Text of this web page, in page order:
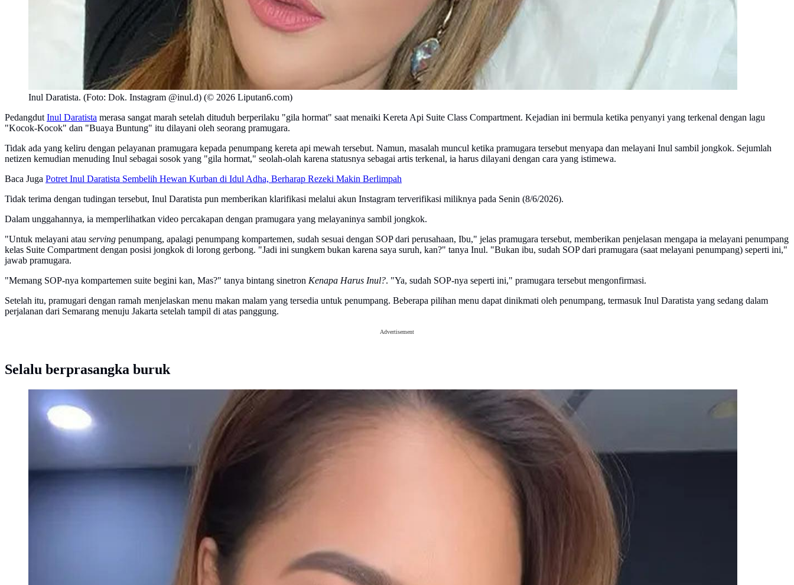
Inul Daratista. (Foto: Dok. Instagram @inul.d) (© 2026 Liputan6.com)
Pedangdut Inul Daratista merasa sangat marah setelah dituduh berperilaku "gila hormat" saat menaiki Kereta Api Suite Class Compartment. Kejadian ini bermula ketika penyanyi yang terkenal dengan lagu
"Kocok-Kocok" dan "Buaya Buntung" itu dilayani oleh seorang pramugara.
Tidak ada yang keliru dengan pelayanan pramugara kepada penumpang kereta api mewah tersebut. Namun, masalah muncul ketika pramugara tersebut menyapa dan melayani Inul sambil jongkok. Sejumlah
netizen kemudian menuding Inul sebagai sosok yang "gila hormat," seolah-olah karena statusnya sebagai artis terkenal, ia harus dilayani dengan cara yang istimewa.
Baca Juga Potret Inul Daratista Sembelih Hewan Kurban di Idul Adha, Berharap Rezeki Makin Berlimpah
Tidak terima dengan tudingan tersebut, Inul Daratista pun memberikan klarifikasi melalui akun Instagram terverifikasi miliknya pada Senin (8/6/2026).
Dalam unggahannya, ia memperlihatkan video percakapan dengan pramugara yang melayaninya sambil jongkok.
"Untuk melayani atau serving penumpang, apalagi penumpang kompartemen, sudah sesuai dengan SOP dari perusahaan, Ibu," jelas pramugara tersebut, memberikan penjelasan mengapa ia melayani penumpang
kelas Suite Compartment dengan posisi jongkok di lorong gerbong. "Jadi ini sungkem bukan karena saya suruh, kan?" tanya Inul. "Bukan ibu, sudah SOP dari pramugara (saat melayani penumpang) seperti ini,"
jawab pramugara.
"Memang SOP-nya kompartemen suite begini kan, Mas?" tanya bintang sinetron Kenapa Harus Inul?. "Ya, sudah SOP-nya seperti ini," pramugara tersebut mengonfirmasi.
Setelah itu, pramugari dengan ramah menjelaskan menu makan malam yang tersedia untuk penumpang. Beberapa pilihan menu dapat dinikmati oleh penumpang, termasuk Inul Daratista yang sedang dalam
perjalanan dari Semarang menuju Jakarta setelah tampil di atas panggung.
Advertisement
Selalu berprasangka buruk